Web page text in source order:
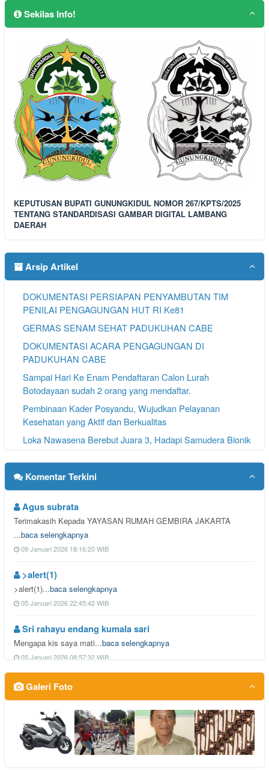
Sekilas Info!
KEPUTUSAN BUPATI GUNUNGKIDUL NOMOR 267/KPTS/2025
TENTANG STANDARDISASI GAMBAR DIGITAL LAMBANG
DAERAH
Arsip Artikel
DOKUMENTASI PERSIAPAN PENYAMBUTAN TIM
PENILAI PENGAGUNGAN HUT RI Ke81
GERMAS SENAM SEHAT PADUKUHAN CABE
DOKUMENTASI ACARA PENGAGUNGAN DI
PADUKUHAN CABE
Sampai Hari Ke Enam Pendaftaran Calon Lurah
Botodayaan sudah 2 orang yang mendaftar.
Pembinaan Kader Posyandu, Wujudkan Pelayanan
Kesehatan yang Aktif dan Berkualitas
Loka Nawasena Berebut Juara 3, Hadapi Samudera Bionik
SAMPAI HARI KE 4 PENDAFTARAN CALON LURAH
BOTODAYAAN 3 BALON SUDAH MENGAMBIL
Komentar Terkini
Agus subrata
Terimakasih Kepada YAYASAN RUMAH GEMBIRA JAKARTA
...baca selengkapnya
09 Januari 2026 18:16:20 WIB
>alert(1)
>alert(1)...baca selengkapnya
05 Januari 2026 22:45:42 WIB
Sri rahayu endang kumala sari
Mengapa kis saya mati...baca selengkapnya
05 Januari 2026 08:57:32 WIB
PUTRI REHANA
01 Januari 2026 15:10:46 WIB
A.FITRA RAMADHAN
Bisakah kita mengambil uangnya...baca selengkapnya
Galeri Foto